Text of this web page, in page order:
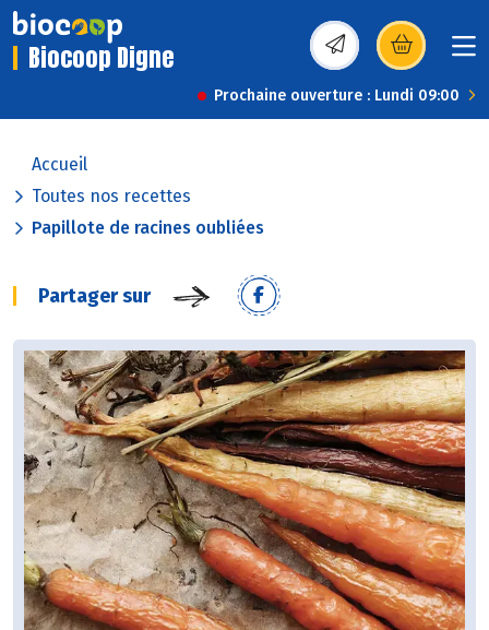
Biocoop Digne (s’ouvre dans une
Prochaine ouverture : Lundi 09:00
Accueil
Toutes nos recettes
Papillote de racines oubliées
Partager sur